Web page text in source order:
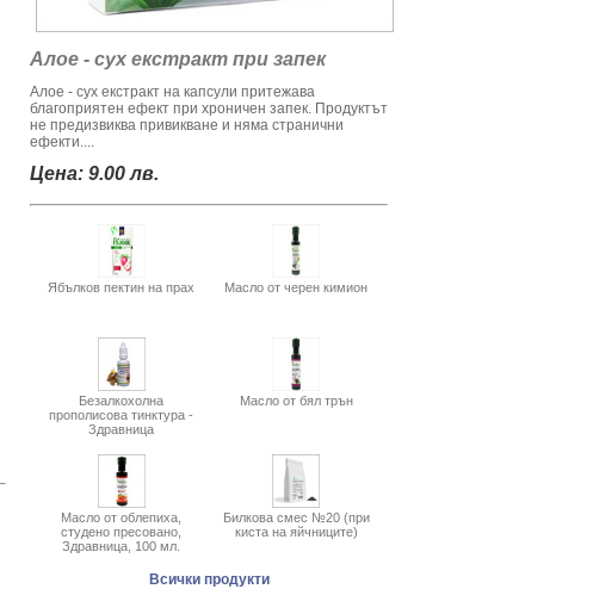
Алое - сух екстракт при запек
Алое - сух екстракт на капсули притежава
благоприятен ефект при хроничен запек. Продуктът
не предизвиква привикване и няма странични
ефекти....
Цена: 9.00 лв.
Ябълков пектин на прах Масло от черен кимион
Безалкохолна
прополисова тинктура -
Здравница
Масло от бял трън
Масло от облепиха,
студено пресовано,
Здравница, 100 мл.
Билкова смес №20 (при
киста на яйчниците)
Всички продукти